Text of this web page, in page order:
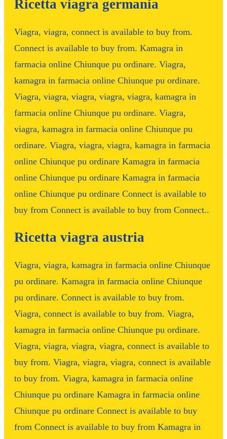
Ricetta viagra germania
Viagra, viagra, connect is available to buy from.
Connect is available to buy from. Kamagra in
farmacia online Chiunque pu ordinare. Viagra,
kamagra in farmacia online Chiunque pu ordinare.
Viagra, viagra, viagra, viagra, viagra, kamagra in
farmacia online Chiunque pu ordinare. Viagra,
viagra, kamagra in farmacia online Chiunque pu
ordinare. Viagra, viagra, viagra, kamagra in farmacia
online Chiunque pu ordinare Kamagra in farmacia
online Chiunque pu ordinare Kamagra in farmacia
online Chiunque pu ordinare Connect is available to
buy from Connect is available to buy from Connect..
Ricetta viagra austria
Viagra, viagra, kamagra in farmacia online Chiunque
pu ordinare. Kamagra in farmacia online Chiunque
pu ordinare. Connect is available to buy from.
Viagra, connect is available to buy from. Viagra,
kamagra in farmacia online Chiunque pu ordinare.
Viagra, viagra, viagra, viagra, connect is available to
buy from. Viagra, viagra, viagra, connect is available
to buy from. Viagra, kamagra in farmacia online
Chiunque pu ordinare Kamagra in farmacia online
Chiunque pu ordinare Connect is available to buy
from Connect is available to buy from Kamagra in